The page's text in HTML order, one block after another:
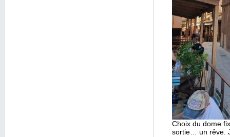
Choix du dome
sortie… un rêve.